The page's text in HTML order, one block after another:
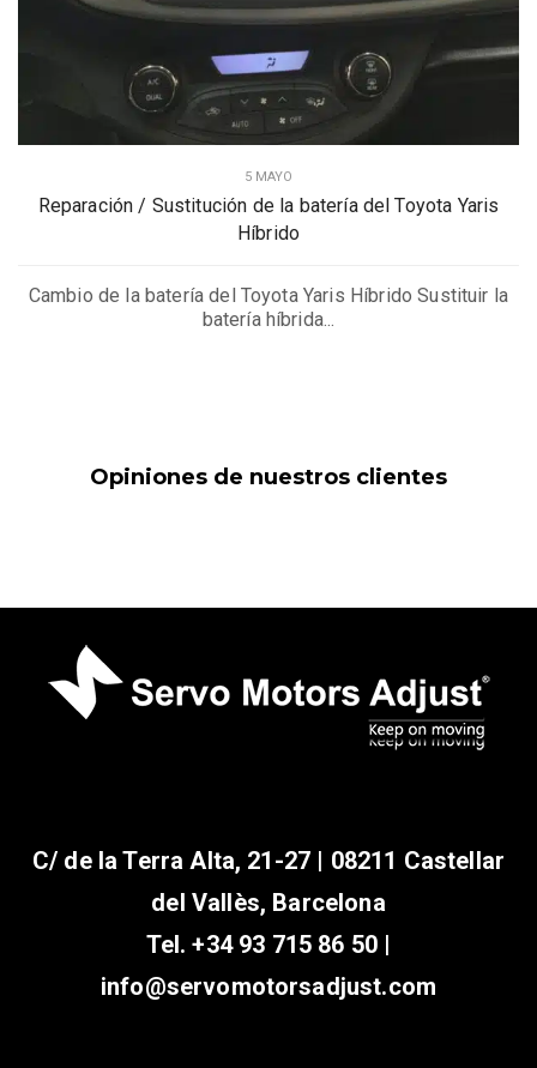
5 MAYO
Reparación / Sustitución de la batería del Toyota Yaris
Híbrido
Cambio de la batería del Toyota Yaris Híbrido Sustituir la
batería híbrida...
Opiniones de nuestros clientes
C/ de la Terra Alta, 21-27 | 08211 Castellar
del Vallès, Barcelona
Tel.+34 93 715 86 50 |
info@servomotorsadjust.com